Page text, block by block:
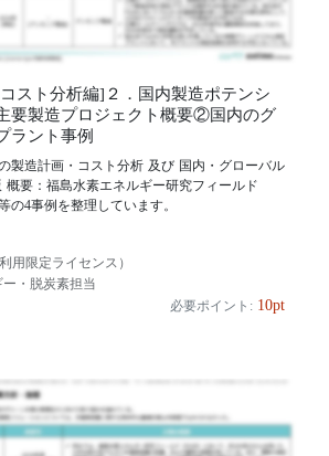
スト分析編]２．国内製造ポテンシ
要製造プロジェクト概要②国内のグ
ラント事例
製造計画・コスト分析 及び 国内・グローバル
概要：福島水素エネルギー研究フィールド
の4事例を整理しています。
用限定ライセンス）
ー・脱炭素担当
必要ポイント: 10pt